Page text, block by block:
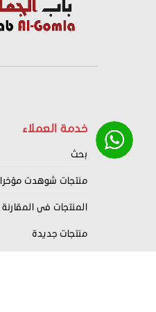
خدمة العملاء
بحث
منتجات شوهدت مؤخرا
المنتجات فى المقارنة
منتجات جديدة